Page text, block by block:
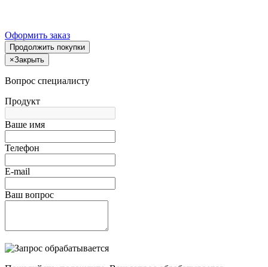
Оформить заказ
Продолжить покупки
×Закрыть
Вопрос специалисту
Продукт
Ваше имя
Телефон
E-mail
Ваш вопрос